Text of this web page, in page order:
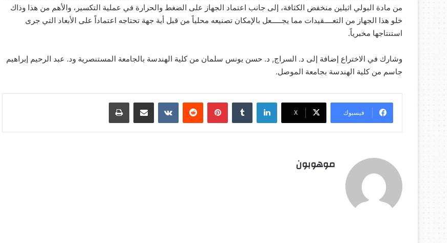
من مادة البولي اثيلين منخفض الكثافة، إلى جانب اعتماد الجهاز على الضغط والحرارة في عملية التكسير، والأهم من هذا وذاك
خلو هذا الجهاز من التعــــقيدات مما يجـــــعل بالإمكان تصنيعه محلياً من قبل أية جهة تحتاجه اعتماداً على الأبعاد التي جرى
استنتاجها مخبرياً.
وشارك في الاختراع إضافة إلى د. السراج, د. حسن يونس سلمان من كلية الهندسة بالجامعة المستنصرية ود. عبد الرحيم إبراهيم
جاسم من كلية الهندسة بجامعة الموصل.
فيسبوك ‫X
لينكدإن بينتيريست
موهوبون